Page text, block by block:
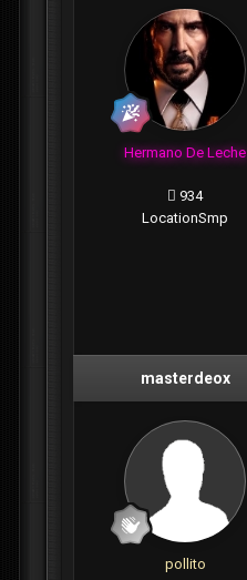
Hermano De Leche
934
LocationSmp
masterdeox
pollito